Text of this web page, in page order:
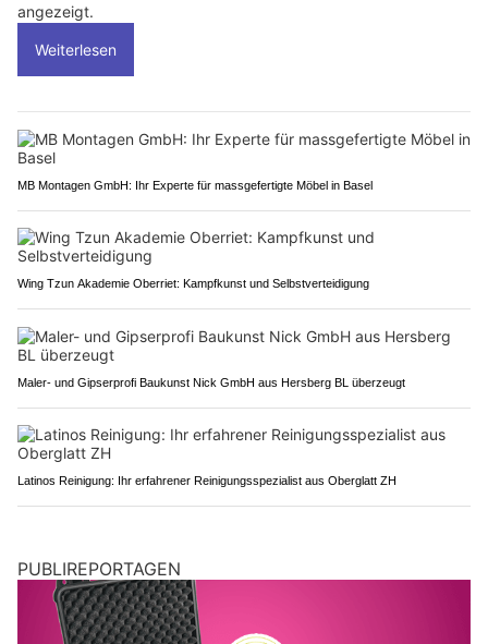
angezeigt.
Weiterlesen
MB Montagen GmbH: Ihr Experte für massgefertigte Möbel in Basel
Wing Tzun Akademie Oberriet: Kampfkunst und Selbstverteidigung
Maler- und Gipserprofi Baukunst Nick GmbH aus Hersberg BL überzeugt
Latinos Reinigung: Ihr erfahrener Reinigungsspezialist aus Oberglatt ZH
PUBLIREPORTAGEN